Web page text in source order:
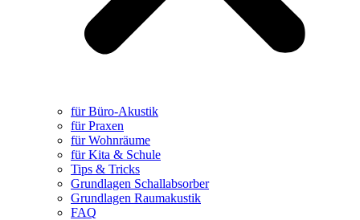
für Büro-Akustik
für Praxen
für Wohnräume
für Kita & Schule
Tips & Tricks
Grundlagen Schallabsorber
Grundlagen Raumakustik
FAQ